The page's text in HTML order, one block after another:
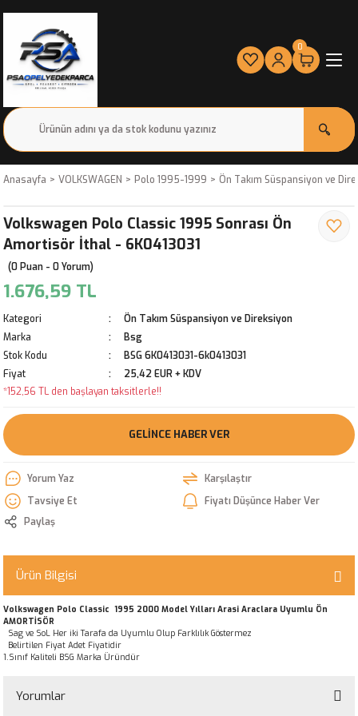
0
Anasayfa VOLKSWAGEN Polo 1995-1999 Ön Takım Süspansiyon ve
Volkswagen Polo Classic 1995 Sonrası Ön
Amortisör İthal - 6K0413031
(0 Puan - 0 Yorum)
1.676,59 TL
Kategori
Ön Takım Süspansiyon ve Direksiyon
Marka
Bsg
Stok Kodu
BSG 6K0413031-6k0413031
Fiyat
25,42 EUR + KDV
*152,56 TL den başlayan taksitlerle!!
GELINCE HABER VER
Yorum Yaz
Karşılaştır
Tavsiye Et
Fiyatı Düşünce Haber Ver
Paylaş
Ürün Bilgisi
Volkswagen Polo Classic 1995 2000 Model Yılları Arasi Araclara Uyumlu Ön
AMORTİSÖR
Sag ve SoL Her iki Tarafa da Uyumlu Olup Farklılık Göstermez
Belirtilen Fiyat Adet Fiyatidir
1.Sınıf Kaliteli BSG Marka Üründür
Yorumlar